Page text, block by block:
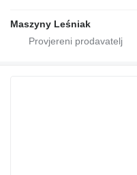
Maszyny Leśniak